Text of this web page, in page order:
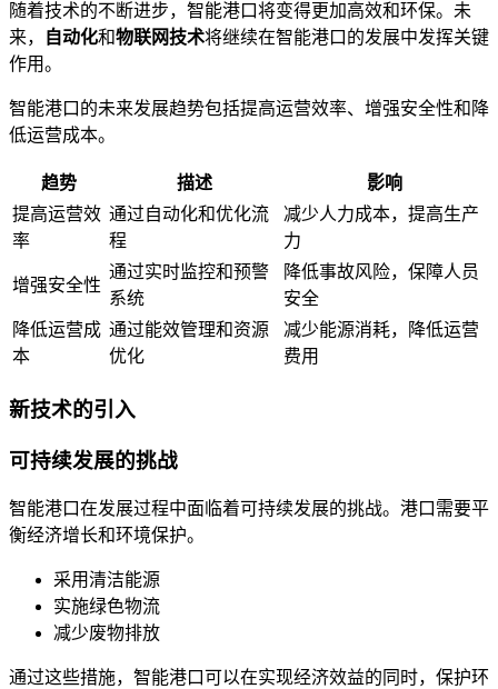
随着技术的不断进步，智能港口将变得更加高效和环保。未
来，
自动化和物联网技术将继续在智能港口的发展中发挥关键
作用。
智能港口的未来发展趋势包括提高运营效率、增强安全性和降
低运营成本。
趋势 描述
影响
提高运营效
率
通过自动化和优化流
程
减少人力成本，提高生产
力
增强安全性
通过实时监控和预警
系统
降低事故风险，保障人员
安全
降低运营成
本
通过能效管理和资源
优化
减少能源消耗，降低运营
费用
新技术的引入
可持续发展的挑战
智能港口在发展过程中面临着可持续发展的挑战。港口需要平
衡经济增长和环境保护。
采用清洁能源
实施绿色物流
减少废物排放
通过这些措施，智能港口可以在实现经济效益的同时，保护环